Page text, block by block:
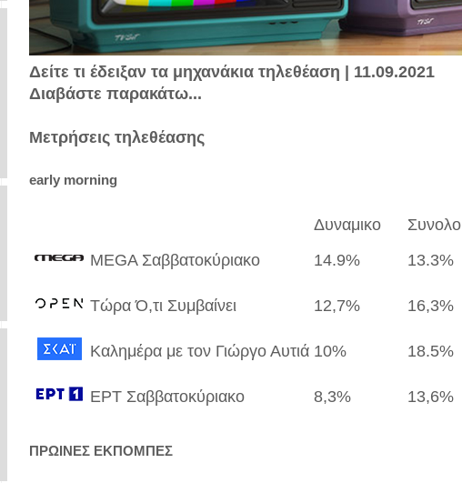
Δείτε τι έδειξαν τα μηχανάκια τηλεθέαση | 11.09.2021
Διαβάστε παρακάτω...
Μετρήσεις τηλεθέασης
early morning
Δυναμικο
Συνολο
MEGA Σαββατοκύριακο
14.9% 13.3%
Τώρα Ό,τι Συμβαίνει 12,7% 16,3%
Καλημέρα με τον Γιώργο Αυτιά 10% 18.5%
ΕΡΤ Σαββατοκύριακο 8,3% 13,6%
ΠΡΩΙΝΕΣ ΕΚΠΟΜΠΕΣ